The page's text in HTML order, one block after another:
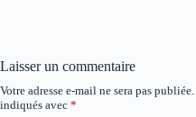
Laisser un commentaire
Votre adresse e-mail ne sera pas publiée.
indiqués avec *
A
l